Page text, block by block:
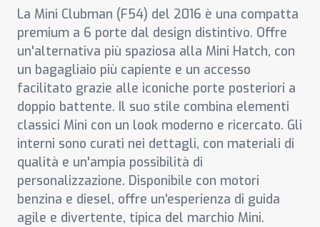
La Mini Clubman (F54) del 2016 è una compatta
premium a 6 porte dal design distintivo. Offre
un'alternativa più spaziosa alla Mini Hatch, con
un bagagliaio più capiente e un accesso
facilitato grazie alle iconiche porte posteriori a
doppio battente. Il suo stile combina elementi
classici Mini con un look moderno e ricercato. Gli
interni sono curati nei dettagli, con materiali di
qualità e un'ampia possibilità di
personalizzazione. Disponibile con motori
benzina e diesel, offre un'esperienza di guida
agile e divertente, tipica del marchio Mini.